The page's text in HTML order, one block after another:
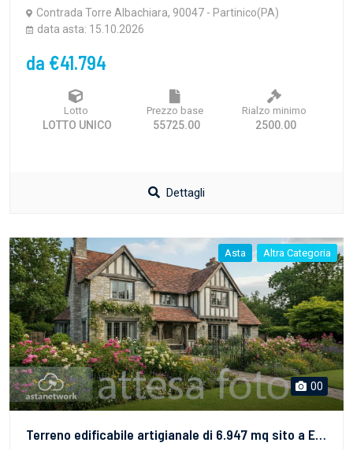
Contrada Torre Albachiara, 90047 - Partinico(PA)
data asta: 15.10.2026
da €41.794
Lotto
LOTTO UNICO
Prezzo base
55725.00
Rialzo minimo
2500.00
Dettagli
Asta Altra Categoria
00
Terreno edificabile artigianale di 6.947 mq sito a Enna (EN), in zona Industriale Dittaino. Per maggiori informazioni visitare il portale www.quimmo.it - Codice annuncio 2639863